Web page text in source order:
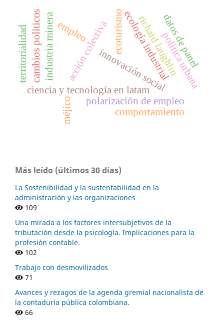
richard laughlin
ciencia y tecnología en latam
innovación socialpolítica urbana
acción colectiva
empleo
polarización de empleo
ecología industrial
comportamiento
industria minera
méjico
ecoturismo datos de panel
cambios políticos
territorialidad
Más leído (últimos 30 días)
La Sostenibilidad y la sustentabilidad en la
administración y las organizaciones
109
Una mirada a los factores intersubjetivos de la
tributación desde la psicología. Implicaciones para la
profesión contable.
102
Trabajo con desmovilizados
71
Avances y rezagos de la agenda gremial nacionalista de
la contaduría pública colombiana.
66